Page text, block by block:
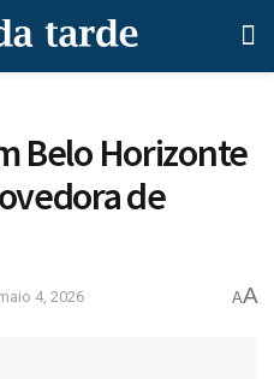
Belo Horizonte
de
4, 2026 AA